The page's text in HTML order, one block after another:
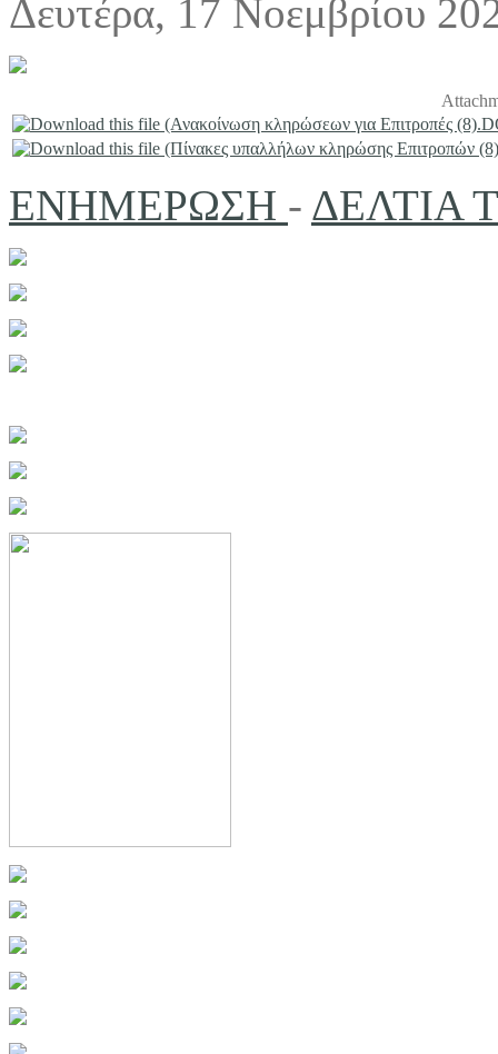
Δευτέρα, 17 Νοεμβρίου
ΕΝΗΜΕΡΩΣΗ - ΔΕΛΤΙΑ